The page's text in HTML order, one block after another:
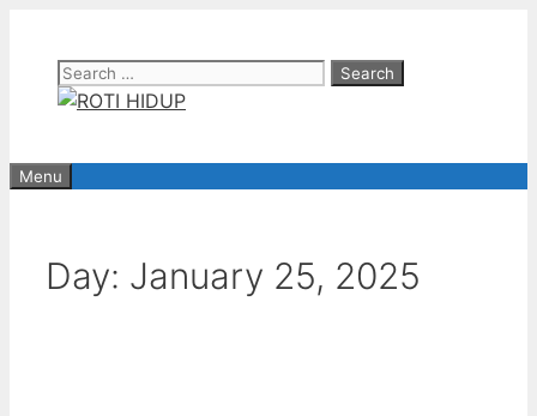
contentSearch
for:
Menu
Day: January 25, 2025